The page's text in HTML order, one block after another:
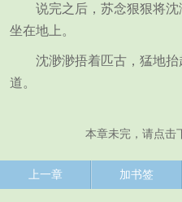
说完之后，苏念狠狠将
坐在地上。
沈渺渺捂着匹古，猛地
道。
本章未完，请点击
上一章 加书签